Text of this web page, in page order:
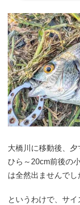
大橋川に移動後、
ひら～20cm前後の
は全然出ませんでし
というわけで、サ